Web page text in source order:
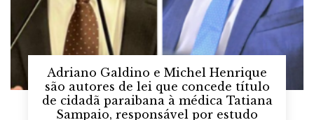
Adriano Galdino e Michel Henrique
são autores de lei que concede título
de cidadã paraibana à médica Tatiana
Sampaio, responsável por estudo